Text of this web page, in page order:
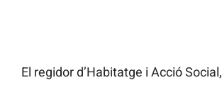
El regidor d’Habitatge i Acció Social,